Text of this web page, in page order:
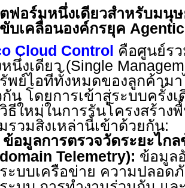
ฟอร์มหนึ่งเดียวสำหรับมนุษ
ขับเคลื่อนองค์กรยุค Agentic
Cloud Control คือศูนย์ร
หนึ่งเดียว (Single
พย์ไอทีทั้งหมดของลูกค้าม
กัน โดยการเข้าสู่ระบบครั้ง
ธีใหม่ในการรันโครงสร้าง
รวมสิ่งเหล่านี้เข้าด้วยกัน:
ข้อมูลการตรวจวัดระยะไก
domain Telemetry): ข้อมูล
ระบบเครือข่าย ความปลอด